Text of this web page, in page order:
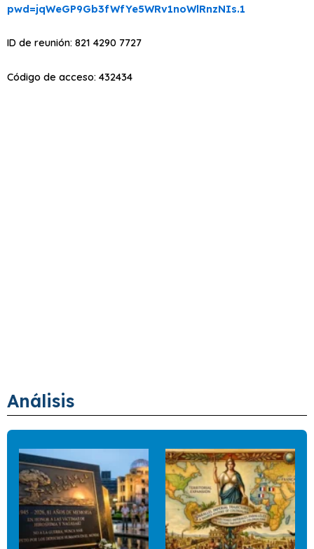
pwd=jqWeGP9Gb3fWfYe5WRv1noWlRnzNIs.1
ID de reunión: 821 4290 7727
Código de acceso: 432434
Análisis